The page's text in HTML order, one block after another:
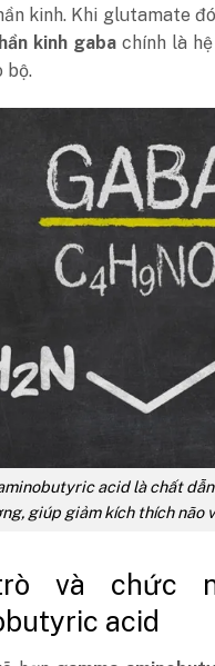
kinh. Khi glutamate
kinh gabachính là
bộ.
acid là chất
giúp giảm kích thích não
và chức
acid